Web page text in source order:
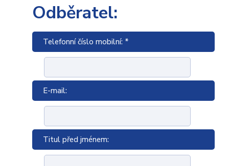
Odběratel:
Telefonní číslo mobilní: *
E-mail:
Titul před jménem: